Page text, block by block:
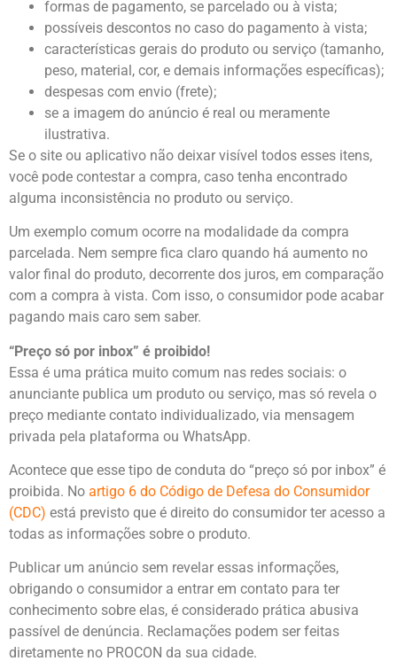
formas de pagamento, se parcelado ou à vista;
possíveis descontos no caso do pagamento à vista;
características gerais do produto ou serviço (tamanho,
peso, material, cor, e demais informações específicas);
despesas com envio (frete);
se a imagem do anúncio é real ou meramente
ilustrativa.
Se o site ou aplicativo não deixar visível todos esses itens,
você pode contestar a compra, caso tenha encontrado
alguma inconsistência no produto ou serviço.
Um exemplo comum ocorre na modalidade da compra
parcelada. Nem sempre fica claro quando há aumento no
valor final do produto, decorrente dos juros, em comparação
com a compra à vista. Com isso, o consumidor pode acabar
pagando mais caro sem saber.
“Preço só por inbox” é proibido!
Essa é uma prática muito comum nas redes sociais: o
anunciante publica um produto ou serviço, mas só revela o
preço mediante contato individualizado, via mensagem
privada pela plataforma ou WhatsApp.
Acontece que esse tipo de conduta do “preço só por inbox” é
proibida. No artigo 6 do Código de Defesa do Consumidor
(CDC) está previsto que é direito do consumidor ter acesso a
todas as informações sobre o produto.
Publicar um anúncio sem revelar essas informações,
obrigando o consumidor a entrar em contato para ter
conhecimento sobre elas, é considerado prática abusiva
passível de denúncia. Reclamações podem ser feitas
diretamente no PROCON da sua cidade.